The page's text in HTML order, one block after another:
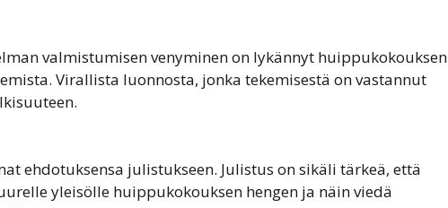
valmistumisen venyminen on lykännyt huippukokouksen
Virallista luonnosta, jonka tekemisestä on vastannut
ehdotuksensa julistukseen. Julistus on sikäli tärkeä, että
yleisölle huippukokouksen hengen ja näin viedä